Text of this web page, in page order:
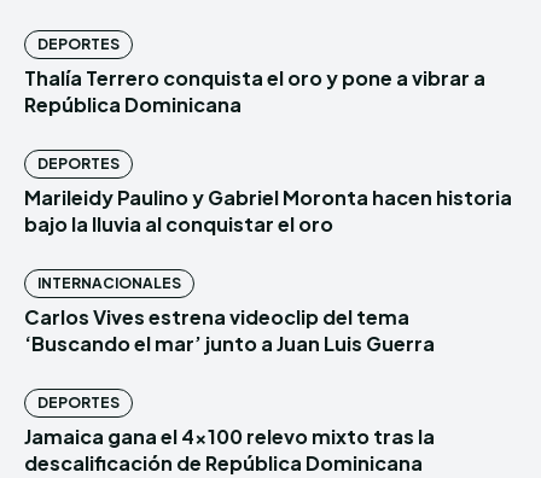
DEPORTES
Thalía Terrero conquista el oro y pone a vibrar a
República Dominicana
DEPORTES
Marileidy Paulino y Gabriel Moronta hacen historia
bajo la lluvia al conquistar el oro
INTERNACIONALES
Carlos Vives estrena videoclip del tema
‘Buscando el mar’ junto a Juan Luis Guerra
DEPORTES
Jamaica gana el 4×100 relevo mixto tras la
descalificación de República Dominicana